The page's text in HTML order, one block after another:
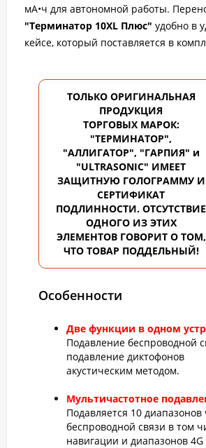
мА•ч для автономной работы.
"Терминатор 10XL Плюс" удобно в
кейсе, который поставляется в
ТОЛЬКО ОРИГИНАЛЬНАЯ
ПРОДУКЦИЯ
ТОРГОВЫХМАРОК:
"ТЕРМИНАТОР",
"АЛЛИГАТОР", "ГАРПИЯ" и
"ULTRASONIC" ИМЕЕТ
ЗАЩИТНУЮ ГОЛОГРАММУ И
СЕРТИФИКАТ
ПОДЛИННОСТИ. ОТСУТСТВИЕ
ОДНОГО ИЗ ЭТИХ
ЭЛЕМЕНТОВ ГОВОРИТ О ТОМ,
ЧТО ТОВАР ПОДДЕЛЬНЫЙ!
Особенности
Две функции в одном
Подавление беспроводной
подавление диктофонов
акустическим методом.
Мультичастотное
Подавляется 10 диапазонов
беспроводной связи в том
навигации и диапазонов 4G